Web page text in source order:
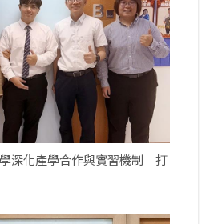
深化產學合作與實習機制 打